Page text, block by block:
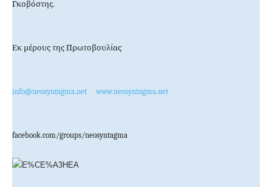
Γκοβόστης.
Εκ μέρους της Πρωτοβουλίας
info@neosyntagma.net www.neosyntagma.net
facebook.com/groups/neosyntagma